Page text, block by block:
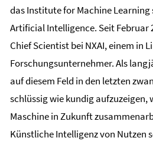
das Institute for Machine Learning
Artificial Intelligence. Seit Februar
Chief Scientist bei NXAI, einem in
Forschungsunternehmer. Als
auf diesem Feld in den letzten
schlüssig wie kundig aufzuzeigen,
Maschine in Zukunft
Künstliche Intelligenz von Nutzen